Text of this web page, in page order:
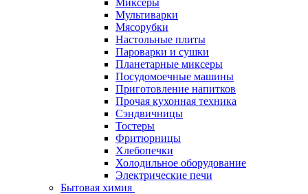
Миксеры
Мультиварки
Мясорубки
Настольные плиты
Пароварки и сушки
Планетарные миксеры
Посудомоечные машины
Приготовление напитков
Прочая кухонная техника
Сэндвичницы
Тостеры
Фритюрницы
Хлебопечки
Холодильное оборудование
Электрические печи
Бытовая химия